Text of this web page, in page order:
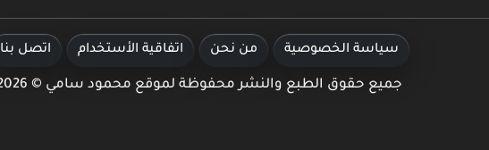
سياسة الخصوصية من نحن اتفاقية الأستخدام اتصل بنا
جميع حقوق الطبع والنشر محفوظة لموقع محمود سامي © 2026